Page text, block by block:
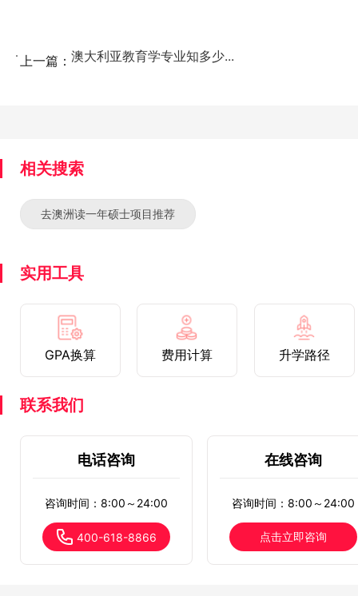
上一篇： 澳大利亚教育学专业知多少...
相关搜索
去澳洲读一年硕士项目推荐
实用工具
GPA换算 费用计算 升学路径
联系我们
电话咨询
咨询时间：8:00～24:00
400-618-8866
在线咨询
咨询时间：8:00～24:00
点击立即咨询